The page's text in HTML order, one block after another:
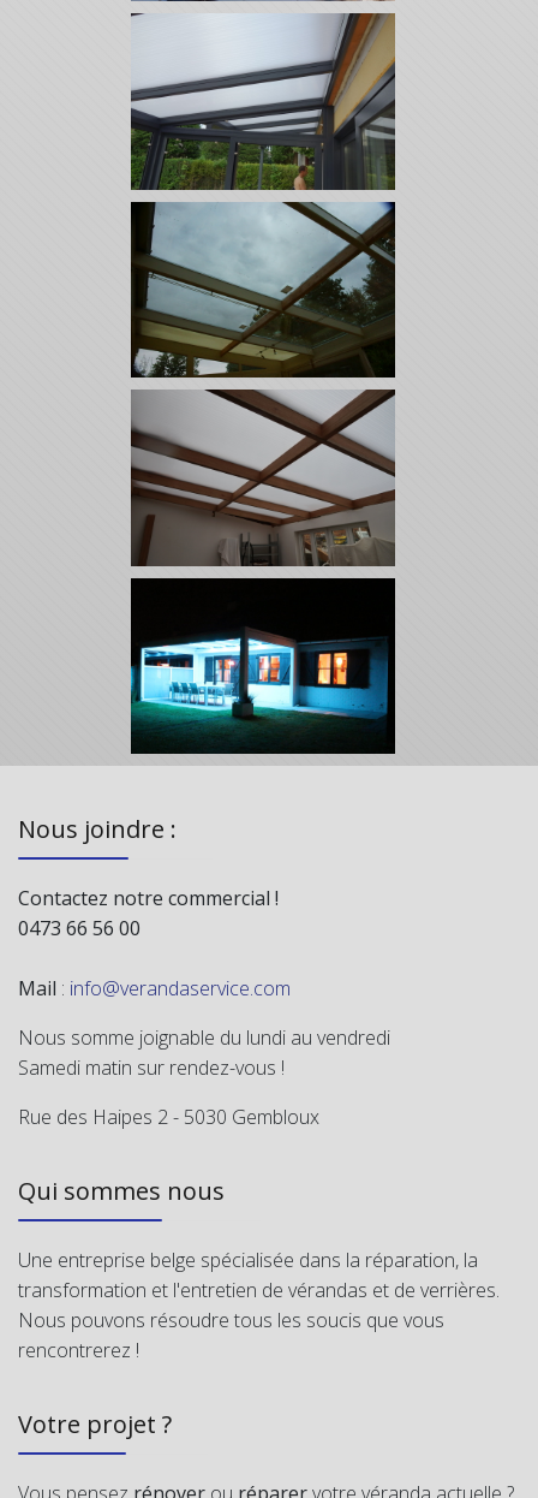
Nous joindre :
Contactez notre commercial !
0473 66 56 00
Mail : info@verandaservice.com
Nous somme joignable du lundi au vendredi
Samedi matin sur rendez-vous !
Rue des Haipes 2 - 5030 Gembloux
Qui sommes nous
Une entreprise belge spécialisée dans la réparation, la
transformation et l'entretien de vérandas et de verrières.
Nous pouvons résoudre tous les soucis que vous
rencontrerez !
Votre projet ?